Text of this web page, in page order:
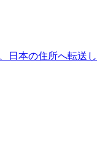
日本の住所へ転送し